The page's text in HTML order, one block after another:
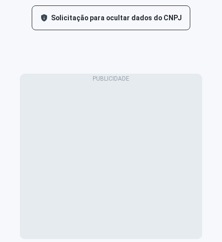
Solicitação para ocultar dados do CNPJ